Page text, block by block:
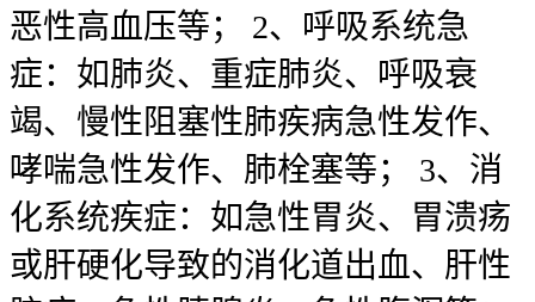
恶性高血压等； 2、呼吸系统急
症：如肺炎、重症肺炎、呼吸衰
竭、慢性阻塞性肺疾病急性发作、
哮喘急性发作、肺栓塞等； 3、消
化系统疾症：如急性胃炎、胃溃疡
或肝硬化导致的消化道出血、肝性